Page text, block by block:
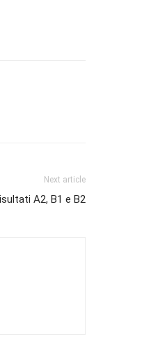
Next article
A2, B1 e B2